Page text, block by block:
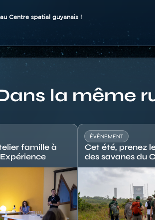
Centre spatial guyanais !
la même
famille à
ÉVÈNEMENT
Cet été, prenez
des savanes du